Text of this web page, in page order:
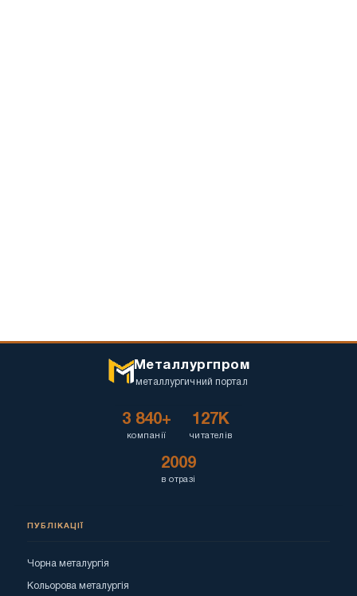
Металлургпром
металлургичний портал
3 840+
компанії
127K
читателів
2009
в отразі
ПУБЛІКАЦІЇ
Чорна металургія
Кольорова металургія